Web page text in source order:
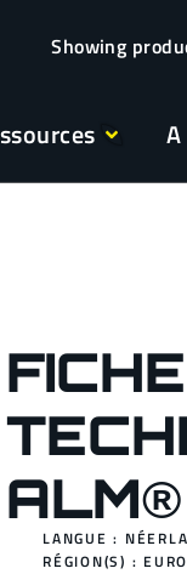
FICHE
LANGUE :
RÉGION(S) :